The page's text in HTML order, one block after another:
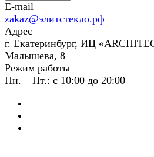
E-mail
zakaz@элитстекло.рф
Адрес
г. Екатеринбург, ИЦ
Малышева, 8
Режим работы
Пн. – Пт.: с 10:00 до 20:00